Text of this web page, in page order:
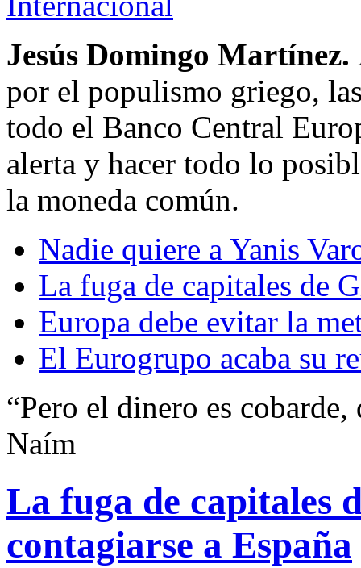
Jesús Domingo Martínez.
por el populismo griego,
todo el Banco Central
alerta y hacer todo lo
la moneda común.
Nadie quiere a Yanis
La fuga de capitales de
Europa debe evitar la
El Eurogrupo acaba su
“Pero el dinero es
Naím
La fuga de capitales
contagiarse a España